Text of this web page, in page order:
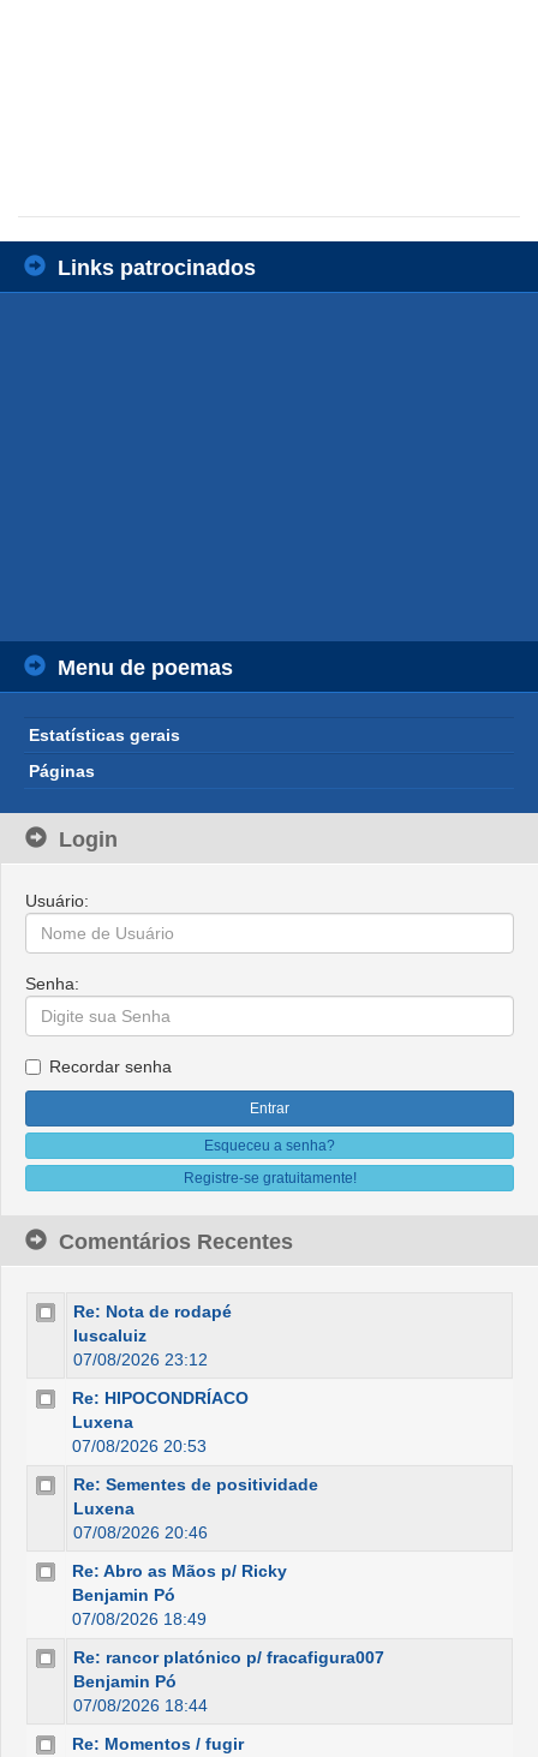
Links patrocinados
Menu de poemas
Estatísticas gerais
Páginas
Login
Usuário:
Senha:
Recordar senha
Esqueceu a senha?
Registre-se gratuitamente!
Comentários Recentes
Re: Nota de rodapé
luscaluiz
07/08/2026 23:12
Re: HIPOCONDRÍACO
Luxena
07/08/2026 20:53
Re: Sementes de positividade
Luxena
07/08/2026 20:46
Re: Abro as Mãos p/ Ricky
Benjamin Pó
07/08/2026 18:49
Re: rancor platónico p/ fracafigura007
Benjamin Pó
07/08/2026 18:44
Re: Momentos / fugir